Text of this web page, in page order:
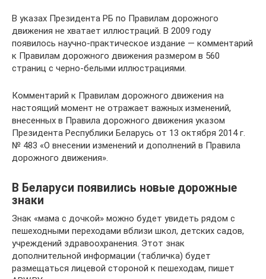
В указах Президента РБ по Правилам дорожного
движения не хватает иллюстраций. В 2009 году
появилось научно-практическое издание — комментарий
к Правилам дорожного движения размером в 560
страниц с черно-белыми иллюстрациями.
Комментарий к Правилам дорожного движения на
настоящий момент не отражает важных изменений,
внесенных в Правила дорожного движения указом
Президента Республики Беларусь от 13 октября 2014 г.
№ 483 «О внесении изменений и дополнений в Правила
дорожного движения».
В Беларуси появились новые дорожные
знаки
Знак «мама с дочкой» можно будет увидеть рядом с
пешеходными переходами вблизи школ, детских садов,
учреждений здравоохранения. Этот знак
дополнительной информации (табличка) будет
размещаться лицевой стороной к пешеходам, пишет